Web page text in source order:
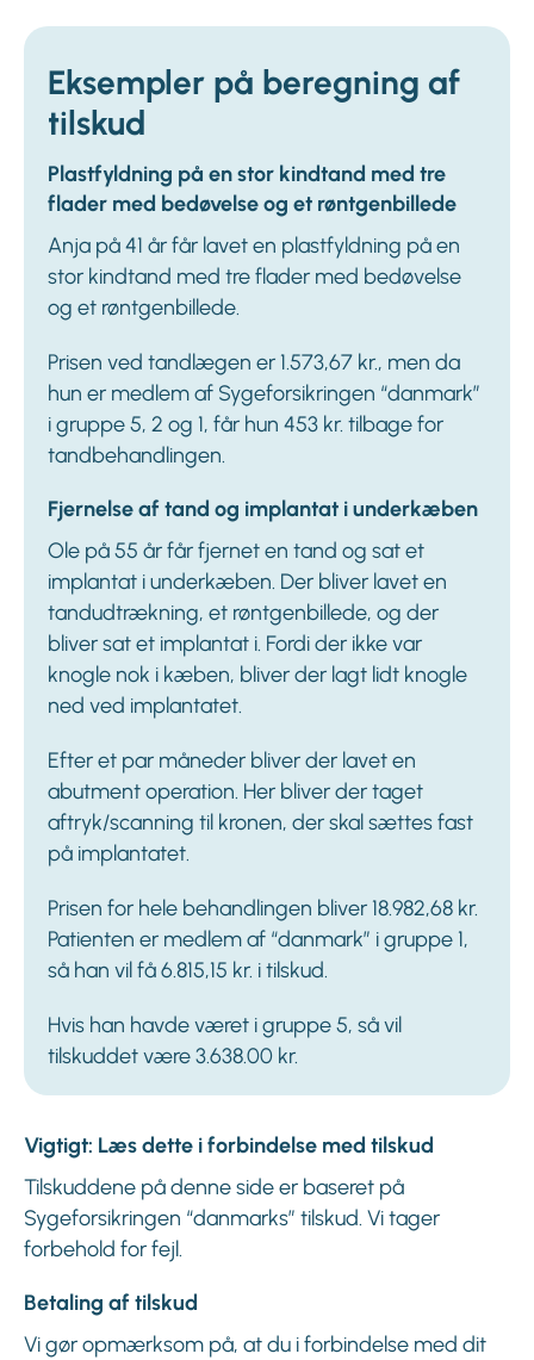
Eksempler på beregning af
tilskud
Plastfyldning på en stor kindtand med tre
flader med bedøvelse og et røntgenbillede
Anja på 41 år får lavet en plastfyldning på en
stor kindtand med tre flader med bedøvelse
og et røntgenbillede.
Prisen ved tandlægen er 1.573,67 kr., men da
hun er medlem af Sygeforsikringen “danmark”
i gruppe 5, 2 og 1, får hun 453 kr. tilbage for
tandbehandlingen.
Fjernelse af tand og implantat i underkæben
Ole på 55 år får fjernet en tand og sat et
implantat i underkæben. Der bliver lavet en
tandudtrækning, et røntgenbillede, og der
bliver sat et implantat i. Fordi der ikke var
knogle nok i kæben, bliver der lagt lidt knogle
ned ved implantatet.
Efter et par måneder bliver der lavet en
abutment operation. Her bliver der taget
aftryk/scanning til kronen, der skal sættes fast
på implantatet.
Prisen for hele behandlingen bliver 18.982,68 kr.
Patienten er medlem af “danmark” i gruppe 1,
så han vil få 6.815,15 kr. i tilskud.
Hvis han havde været i gruppe 5, så vil
tilskuddet være 3.638.00 kr.
Vigtigt: Læs dette i forbindelse med tilskud
Tilskuddene på denne side er baseret på
Sygeforsikringen “danmarks” tilskud. Vi tager
forbehold for fejl.
Betaling af tilskud
Vi gør opmærksom på, at du i forbindelse med dit